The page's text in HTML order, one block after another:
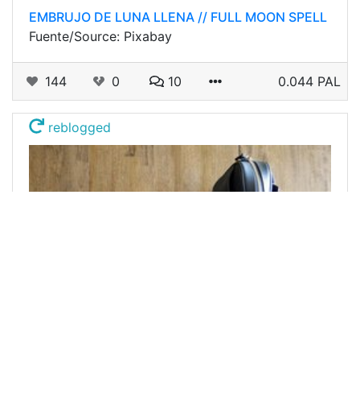
EMBRUJO DE LUNA LLENA // FULL MOON SPELL
Fuente/Source: Pixabay
144 0 10 0.044 PAL
reblogged